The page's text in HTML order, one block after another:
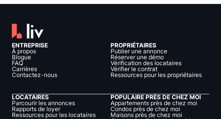
ENTREPRISE
À propos
Blogue
FAQ
Carrières
Contactez-nous
PROPRIÉTAIRES
Publier une annonce
Réserver une démo
Vérification des locataires
Vérifier le contrat
Ressources pour les propriétaires
LOCATAIRES
Parcourir les annonces
Rapports de loyer
Ressources pour les locataires
POPULAIRE PRÈS DE CHEZ MOI
Appartements près de chez moi
Condos près de chez moi
Maisons près de chez moi